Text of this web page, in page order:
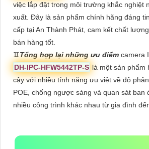
việc lắp đặt trong môi trường khắc nghiệt
xuất. Đây là sản phẩm chính hãng đáng
cấp tại An Thành Phát, cam kết chất
bán hàng tốt.
♊Tổng hợp lại những ưu điểm camera
DH-IPC-HFW5442TP-S là một sản phẩm
cậy với nhiều tính năng ưu việt về độ
POE, chống ngược sáng và quan sát ban
nhiều công trình khác nhau từ gia đình